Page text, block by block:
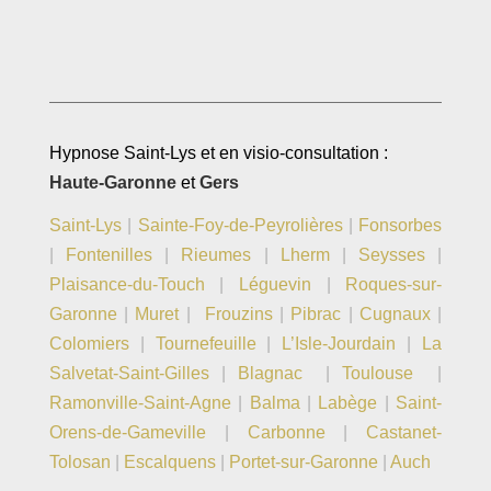
Hypnose Saint-Lys et en visio-consultation :
Haute-GaronneetGers
Saint-Lys| Sainte-Foy-de-Peyrolières|
Fonsorbes
Fontenilles| Rieumes Lherm| Seysses
Plaisance-du-Touch
Léguevin
Roques-sur-
Garonne| Muret| Frouzins| Pibrac Cugnaux|
Colomiers| Tournefeuille| L’Isle-Jourdain
La
Salvetat-Saint-Gilles| Blagnac|Toulouse
Ramonville-Saint-Agne| Balma Labège
Saint-
Orens-de-Gameville| Carbonne|Castanet-
Tolosan
Escalquens| Portet-sur-Garonne Auch